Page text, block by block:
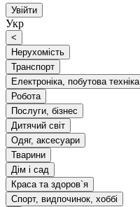
Увійти
Укр
<
Нерухомість
Транспорт
Електроніка, побутова техніка
Робота
Послуги, бізнес
Дитячий світ
Одяг, аксесуари
Тварини
Дім і сад
Краса та здоров`я
Спорт, видпочинок, хоббі